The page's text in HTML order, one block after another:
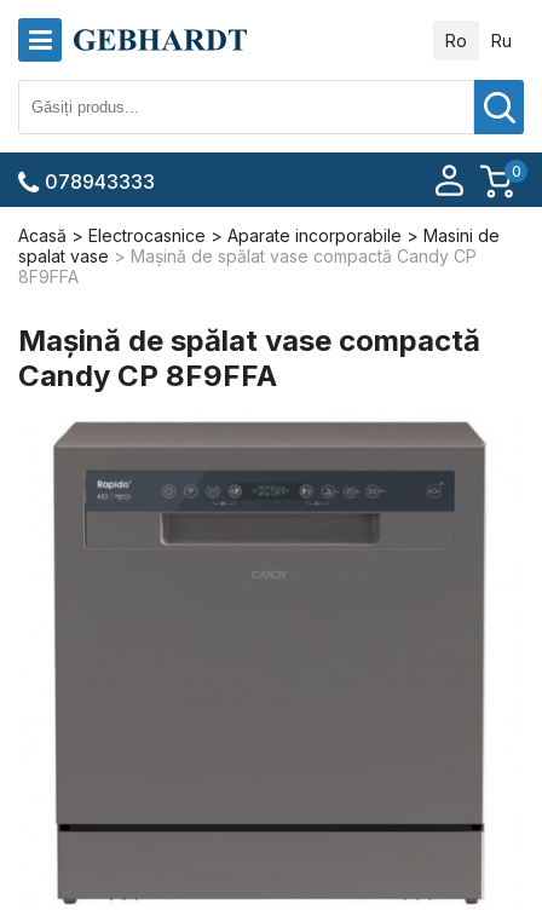
Ro Ru
0
078943333
Acasă Electrocasnice Aparate incorporabile
Masini de
spalat vase
Mașină de spălat vase compactă Candy CP
8F9FFA
Mașină de spălat vase compactă
Candy CP 8F9FFA